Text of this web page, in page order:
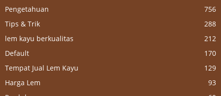
Pengetahuan
756
Tips & Trik
288
lem kayu berkualitas
212
Default
170
Tempat Jual Lem Kayu
129
Harga Lem
93